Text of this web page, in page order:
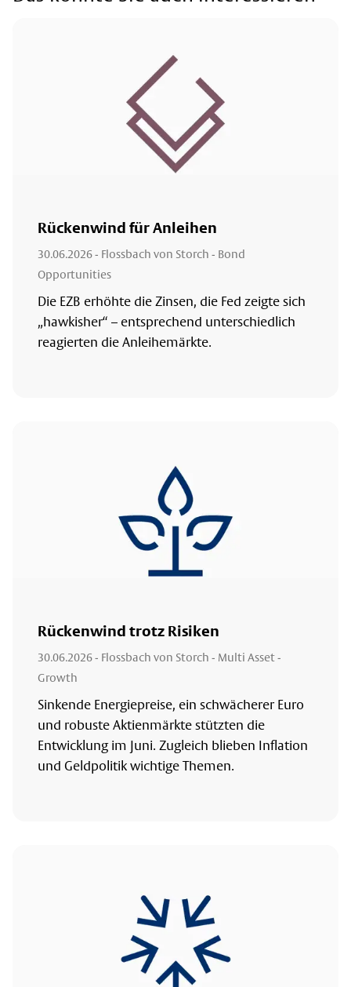
Rückenwind für Anleihen
30.06.2026- Flossbach von Storch - Bond
Opportunities
Die EZB erhöhte die Zinsen, die Fed zeigte sich
„hawkisher“ – entsprechend unterschiedlich
reagierten die Anleihemärkte.
Rückenwind trotz Risiken
30.06.2026- Flossbach von Storch - Multi Asset -
Growth
Sinkende Energiepreise, ein schwächerer Euro
und robuste Aktienmärkte stützten die
Entwicklung im Juni. Zugleich blieben Inflation
und Geldpolitik wichtige Themen.